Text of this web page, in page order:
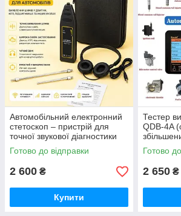
Автомобільний електронний
стетоскоп – пристрій для
точної звукової діагностики
вузлів автомобіля
Готово до відправки
2 600 ₴
Купити
Тестер
QDB-4A
Готово
2 650 ₴